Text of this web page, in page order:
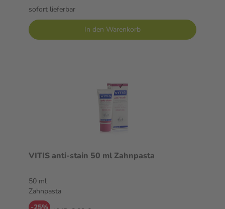
sofort lieferbar
In den Warenkorb
VITIS anti-stain 50 ml Zahnpasta
50 ml
Zahnpasta
-25%